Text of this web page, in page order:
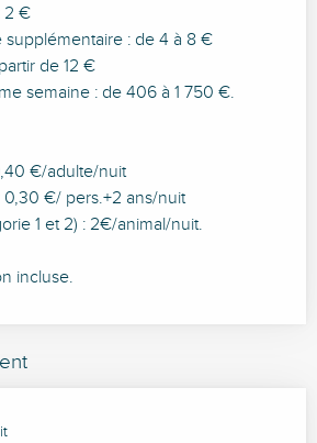
2 €
supplémentaire : de 4 à 8 €
de 12 €
semaine : de 406 à 1 750 €.
€/adulte/nuit
0,30 €/ pers.+2 ans/nuit
1 et 2) : 2€/animal/nuit.
incluse.